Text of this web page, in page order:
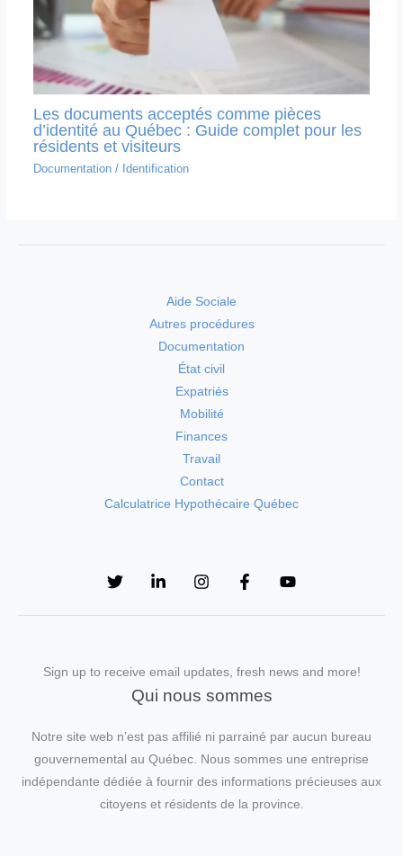
Les documents acceptés comme pièces
d’identité au Québec : Guide complet pour les
résidents et visiteurs
Documentation/ Identification
Aide Sociale
Autres procédures
Documentation
État civil
Expatriés
Mobilité
Finances
Travail
Contact
Calculatrice Hypothécaire Québec
Sign up to receive email updates, fresh news and more!
Qui nous sommes
Notre site web n’est pas affilié ni parrainé par aucun bureau
gouvernemental au Québec. Nous sommes une entreprise
indépendante dédiée à fournir des informations précieuses aux
citoyens et résidents de la province.